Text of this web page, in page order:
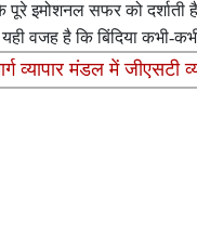
पूरे इमोशनल सफर को
वजह है कि बिंदिया कभी-
व्यापार मंडल में